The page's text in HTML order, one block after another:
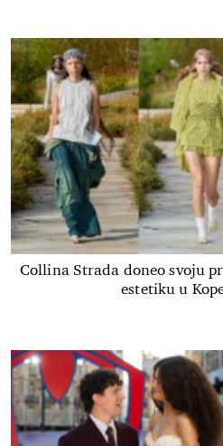
Collina Strada doneo svoju
estetiku u